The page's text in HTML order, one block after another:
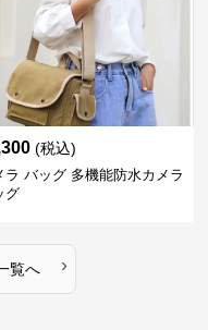
(税込)
ラ バッグ 多機能防水カメラ
グ
覧へ ›